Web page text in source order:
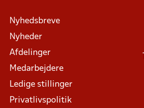
Nyhedsbreve
Nyheder
Afdelinger
Medarbejdere
Ledige stillinger
Privatlivspolitik